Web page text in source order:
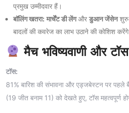
प्रमुख उम्मीदवार हैं।
बॉलिंग खतरा: मार्चेंट डी लेंगऔर डुआन जेंसेन
बादलों की कवरेज का लाभ उठाने की कोशिश
मैच भविष्यवाणी और
टॉस:
81% बारिश की संभावना और एड्जबेस्टन पर पहले
(19 जीत बनाम 11) को देखते हुए, टॉस महत्वपूर्ण